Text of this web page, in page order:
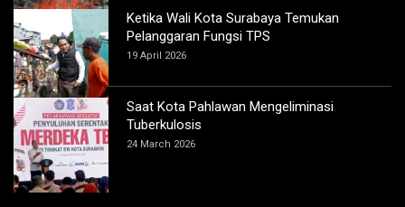
Ketika Wali Kota Surabaya Temukan
Pelanggaran Fungsi TPS
19 April 2026
Saat Kota Pahlawan Mengeliminasi
Tuberkulosis
24 March 2026